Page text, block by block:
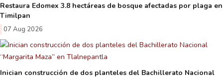
Restaura Edomex 3.8 hectáreas de bosque afectadas por plaga en
Timilpan
07 Aug 2026
Inician construcción de dos planteles del Bachillerato Nacional